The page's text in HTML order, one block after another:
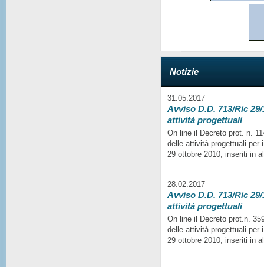
Notizie
31.05.2017
Avviso D.D. 713/Ric
attività progettuali
On line il Decreto prot. n.
delle attività progettuali per
29 ottobre 2010, inseriti in
28.02.2017
Avviso D.D. 713/Ric
attività progettuali
On line il Decreto prot.n.
delle attività progettuali per
29 ottobre 2010, inseriti in